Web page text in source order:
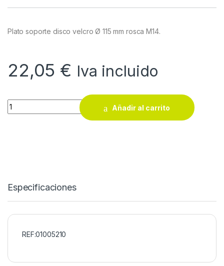
Plato soporte disco velcro Ø 115 mm rosca M14.
22,05 € Iva incluido
Plato soporte disco velcro Ø 115 mm rosca M14 quantity
Añadir al carrito
Especificaciones
REF:01005210